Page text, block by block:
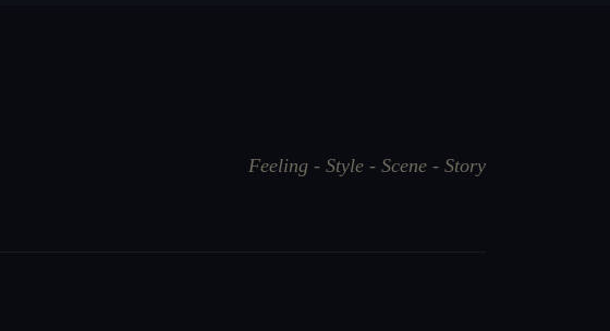
Feeling - Style - Scene - Story